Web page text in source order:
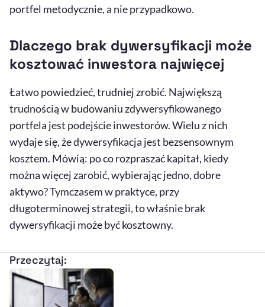
portfel metodycznie, a nie przypadkowo.
Dlaczego brak dywersyfikacji może
kosztować inwestora najwięcej
Łatwo powiedzieć, trudniej zrobić. Największą
trudnością w budowaniu zdywersyfikowanego
portfela jest podejście inwestorów. Wielu z nich
wydaje się, że dywersyfikacja jest bezsensownym
kosztem. Mówią: po co rozpraszać kapitał, kiedy
można więcej zarobić, wybierając jedno, dobre
aktywo? Tymczasem w praktyce, przy
długoterminowej strategii, to właśnie brak
dywersyfikacji może być kosztowny.
Przeczytaj: